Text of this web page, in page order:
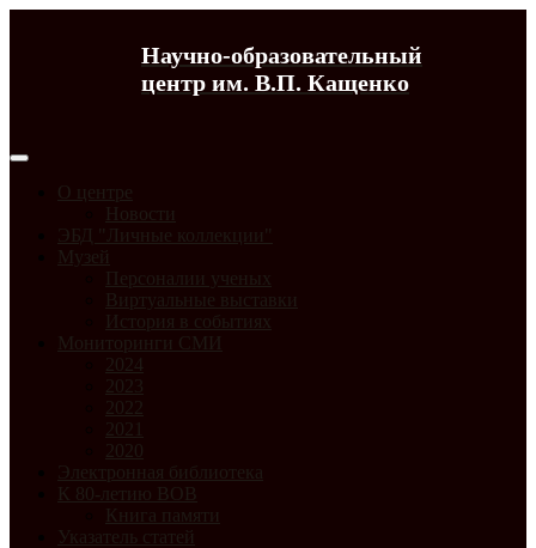
Научно-образовательный
центр им. В.П. Кащенко
О центре
Новости
ЭБД "Личные коллекции"
Музей
Персоналии ученых
Виртуальные выставки
История в событиях
Мониторинги СМИ
2024
2023
2022
2021
2020
Электронная библиотека
К 80-летию ВОВ
Книга памяти
Указатель статей